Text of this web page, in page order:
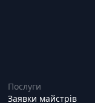
Послуги
Заявки майстрів